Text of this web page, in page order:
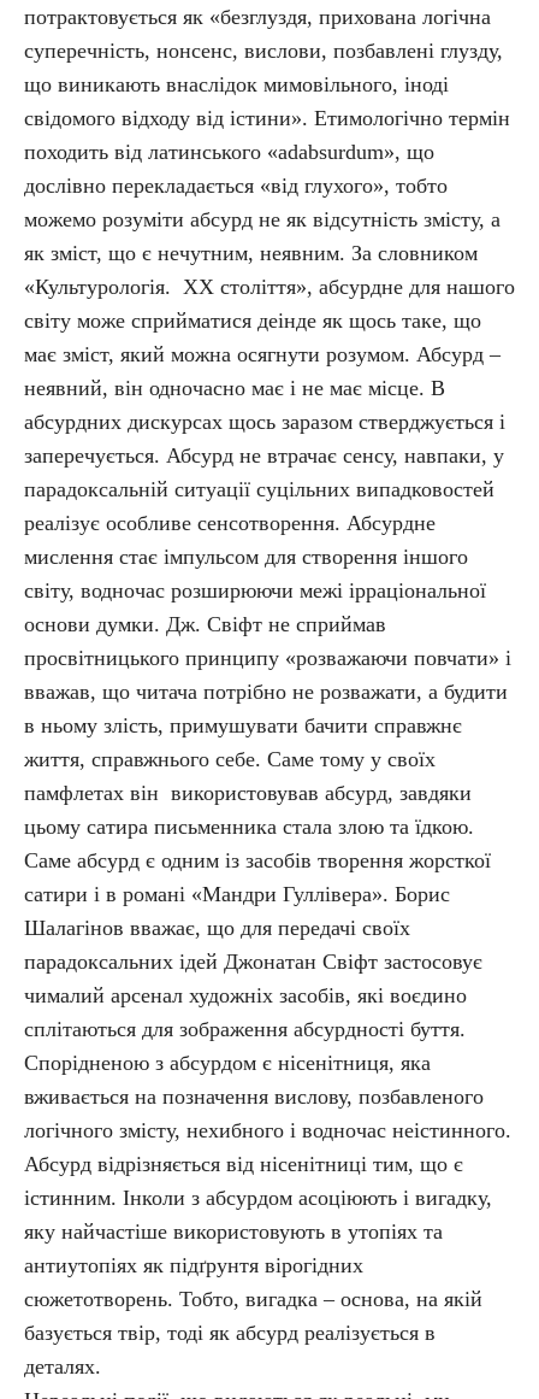
потрактовується як «безглуздя, прихована логічна
суперечність, нонсенс, вислови, позбавлені глузду,
що виникають внаслідок мимовільного, іноді
свідомого відходу від істини». Етимологічно термін
походить від латинського «adabsurdum», що
дослівно перекладається «від глухого», тобто
можемо розуміти абсурд не як відсутність змісту, а
як зміст, що є нечутним, неявним. За словником
«Культурологія. ХХ століття», абсурдне для нашого
світу може сприйматися деінде як щось таке, що
має зміст, який можна осягнути розумом. Абсурд –
неявний, він одночасно має і не має місце. В
абсурдних дискурсах щось заразом стверджується і
заперечується. Абсурд не втрачає сенсу, навпаки, у
парадоксальній ситуації суцільних випадковостей
реалізує особливе сенсотворення. Абсурдне
мислення стає імпульсом для створення іншого
світу, водночас розширюючи межі ірраціональної
основи думки. Дж. Свіфт не сприймав
просвітницького принципу «розважаючи повчати» і
вважав, що читача потрібно не розважати, а будити
в ньому злість, примушувати бачити справжнє
життя, справжнього себе. Саме тому у своїх
памфлетах він використовував абсурд, завдяки
цьому сатира письменника стала злою та їдкою.
Саме абсурд є одним із засобів творення жорсткої
сатири і в романі «Мандри Гуллівера». Борис
Шалагінов вважає, що для передачі своїх
парадоксальних ідей Джонатан Свіфт застосовує
чималий арсенал художніх засобів, які воєдино
сплітаються для зображення абсурдності буття.
Спорідненою з абсурдом є нісенітниця, яка
вживається на позначення вислову, позбавленого
логічного змісту, нехибного і водночас неістинного.
Абсурд відрізняється від нісенітниці тим, що є
істинним. Інколи з абсурдом асоціюють і вигадку,
яку найчастіше використовують в утопіях та
антиутопіях як підґрунтя вірогідних
сюжетотворень. Тобто, вигадка – основа, на якій
базується твір, тоді як абсурд реалізується в
деталях.